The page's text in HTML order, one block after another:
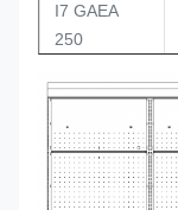
I7 GAEA
250
I7 GAEA
ESTREMITÀ
DI I7 GAEA